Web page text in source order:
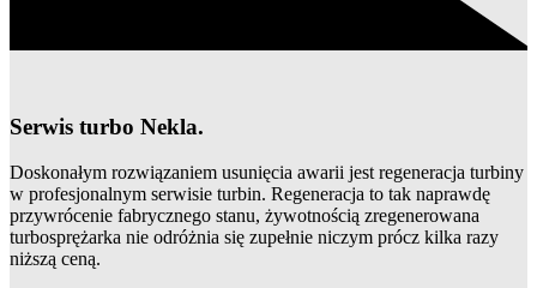
Serwis turbo Nekla.
Doskonałym rozwiązaniem usunięcia awarii jest regeneracja turbiny
w profesjonalnym serwisie turbin. Regeneracja to tak naprawdę
przywrócenie fabrycznego stanu, żywotnością zregenerowana
turbosprężarka nie odróżnia się zupełnie niczym prócz kilka razy
niższą ceną.